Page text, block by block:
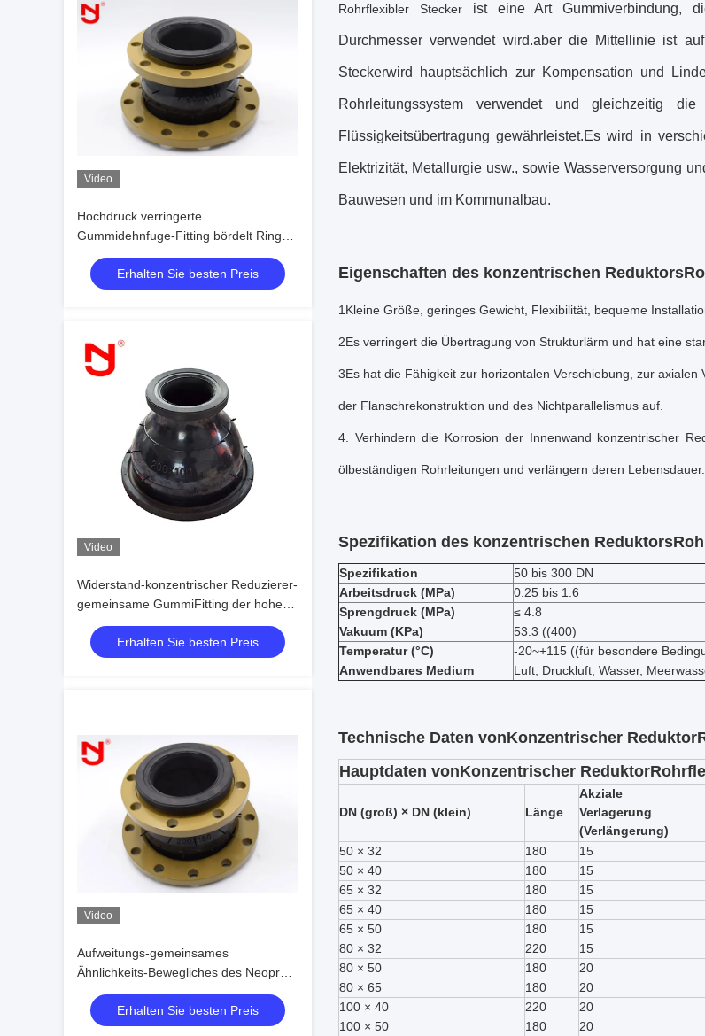
Video
Hochdruck verringerte
Gummidehnfuge-Fitting bördelt Ring
For Compressed Air
Erhalten Sie besten Preis
Video
Widerstand-konzentrischer Reduzierer-
gemeinsame GummiFitting der hohen
Temperatur
Erhalten Sie besten Preis
Video
Aufweitungs-gemeinsames
Ähnlichkeits-Bewegliches des Neopren-
PN16, das niedrigen Körperschall
versiegeltErhalten Sie besten Preis
Rohrflexibler Stecker ist eine Art Gummiverbindung,
Durchmesser verwendet wird.aber die Mittellinie ist
Steckerwird hauptsächlich zur Kompensation und
Rohrleitungssystem verwendet und gleichzeitig
Flüssigkeitsübertragung gewährleistet.Es wird in
Elektrizität, Metallurgie usw., sowie Wasserversorgung
Bauwesen und im Kommunalbau.
Eigenschaften des konzentrischen Reduktors
1Kleine Größe, geringes Gewicht, Flexibilität, bequeme
2Es verringert die Übertragung von Strukturlärm und hat eine
3Es hat die Fähigkeit zur horizontalen Verschiebung, zur
der Flanschrekonstruktion und des Nichtparallelismus auf.
4. Verhindern die Korrosion der Innenwand konzentrischer
ölbeständigen Rohrleitungen und verlängern deren Lebensdauer.
Spezifikation des konzentrischen Reduktors
Spezifikation 50 bis 300 DN
Arbeitsdruck (MPa)
0.25 bis 1.6
Sprengdruck (MPa)
≤ 4.8
Vakuum (KPa)
53.3 ((400)
Temperatur (°C)
-20~+115 ((für besondere
Anwendbares Medium
Luft, Druckluft, Wasser,
Technische Daten vonKonzentrischer Reduktor
Hauptdaten vonKonzentrischer Reduktor
DN (groß) × DN (klein) Länge
Akziale
Verlagerung
(Verlängerung)
50 × 32
180 15
50 × 40
180 15
65 × 32
180 15
65 × 40
180 15
65 × 50
180 15
80 × 32
220 15
80 × 50
180 20
80 × 65
180 20
100 × 40
220 20
100 × 50
180 20